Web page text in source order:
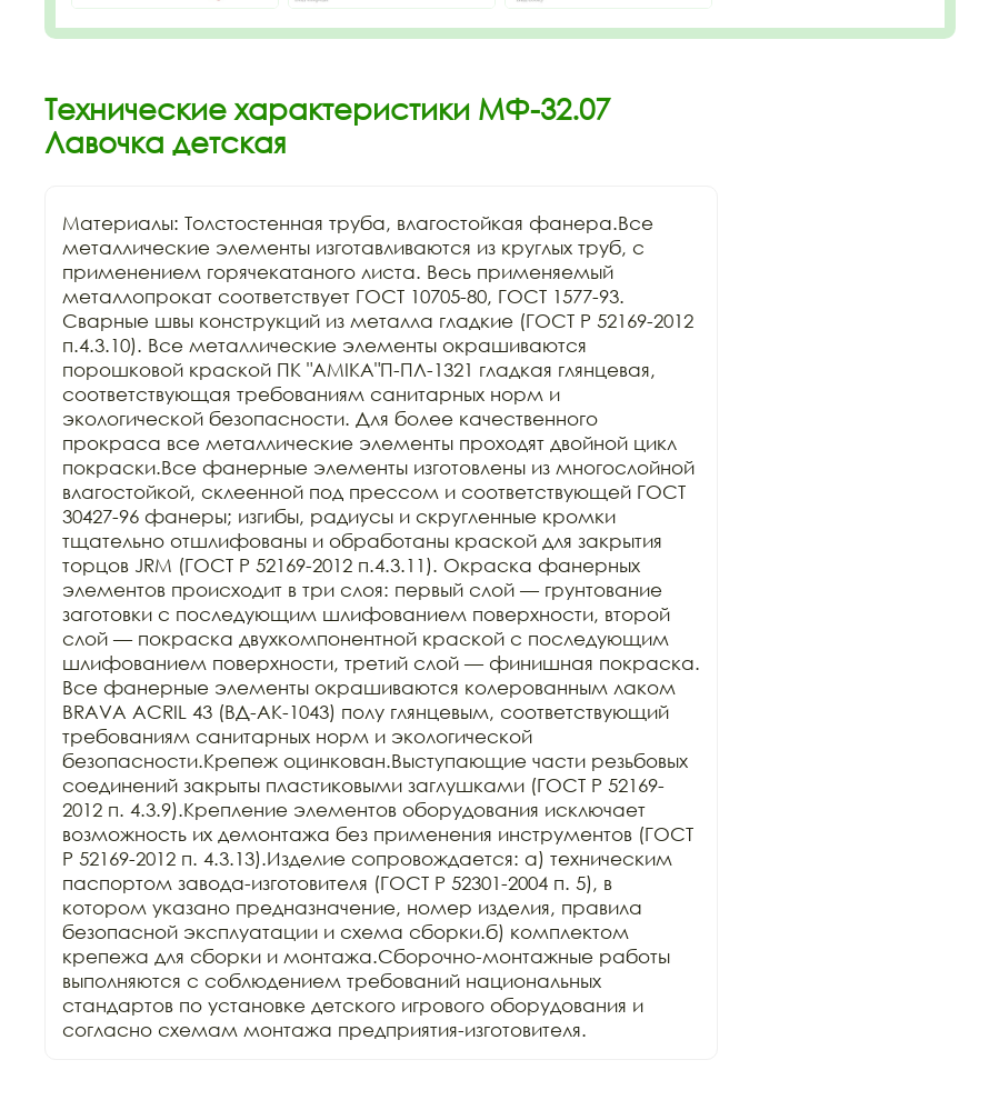
Технические характеристики МФ-32.07
Лавочка детская
Материалы: Толстостенная труба, влагостойкая фанера.Все
металлические элементы изготавливаются из круглых труб, с
применением горячекатаного листа. Весь применяемый
металлопрокат соответствует ГОСТ 10705-80, ГОСТ 1577-93.
Сварные швы конструкций из металла гладкие (ГОСТ Р 52169-2012
п.4.3.10). Все металлические элементы окрашиваются
порошковой краской ПК "АМIKA"П-ПЛ-1321 гладкая глянцевая,
соответствующая требованиям санитарных норм и
экологической безопасности. Для более качественного
прокраса все металлические элементы проходят двойной цикл
покраски.Все фанерные элементы изготовлены из многослойной
влагостойкой, склеенной под прессом и соответствующей ГОСТ
30427-96 фанеры; изгибы, радиусы и скругленные кромки
тщательно отшлифованы и обработаны краской для закрытия
торцов JRM (ГОСТ Р 52169-2012 п.4.3.11). Окраска фанерных
элементов происходит в три слоя: первый слой — грунтование
заготовки с последующим шлифованием поверхности, второй
слой — покраска двухкомпонентной краской с последующим
шлифованием поверхности, третий слой — финишная покраска.
Все фанерные элементы окрашиваются колерованным лаком
BRAVA ACRIL 43 (ВД-АК-1043) полу глянцевым, соответствующий
требованиям санитарных норм и экологической
безопасности.Крепеж оцинкован.Выступающие части резьбовых
соединений закрыты пластиковыми заглушками (ГОСТ Р 52169-
2012 п. 4.3.9).Крепление элементов оборудования исключает
возможность их демонтажа без применения инструментов (ГОСТ
Р 52169-2012 п. 4.3.13).Изделие сопровождается: а) техническим
паспортом завода-изготовителя (ГОСТ Р 52301-2004 п. 5), в
котором указано предназначение, номер изделия, правила
безопасной эксплуатации и схема сборки.б) комплектом
крепежа для сборки и монтажа.Сборочно-монтажные работы
выполняются с соблюдением требований национальных
стандартов по установке детского игрового оборудования и
согласно схемам монтажа предприятия-изготовителя.